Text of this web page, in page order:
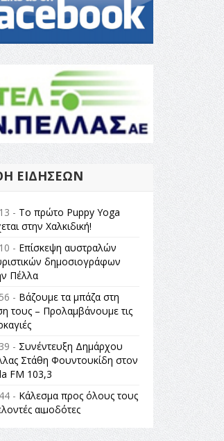
ΕΙΔΉΣΕΩΝ
- Το πρώτο Puppy Yoga
στην Χαλκιδική!
- Επίσκεψη αυστραλών
δημοσιογράφων
Πέλλα
- Βάζουμε τα μπάζα στη
τους – Προλαμβάνουμε τις
- Συνέντευξη Δημάρχου
Στάθη Φουντουκίδη στον
FM 103,3
- Κάλεσμα προς όλους τους
αιμοδότες
-Όλη η Ελλάδα ένας